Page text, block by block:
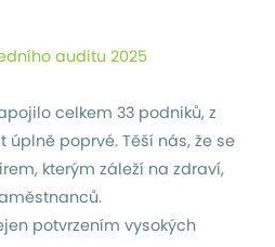
auditu 2025
celkem 33 podniků, z
poprvé. Těší nás, že se
kterým záleží na zdraví,
potvrzením vysokých